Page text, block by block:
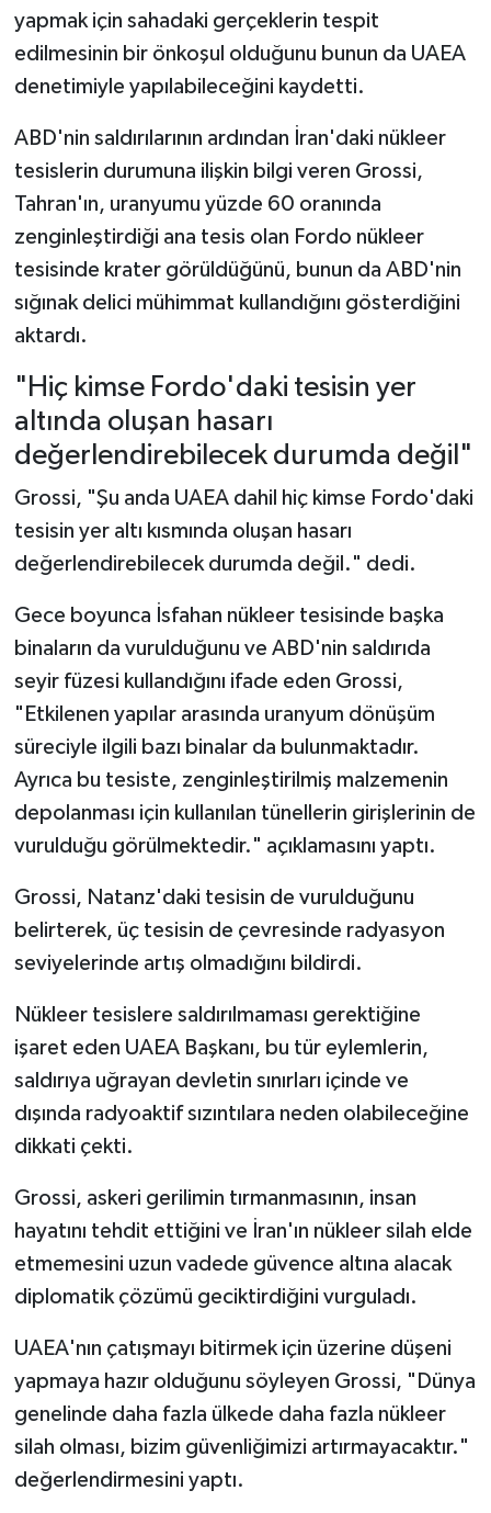
yapmak için sahadaki gerçeklerin tespit
edilmesinin bir önkoşul olduğunu bunun da UAEA
denetimiyle yapılabileceğini kaydetti.
ABD'nin saldırılarının ardından İran'daki nükleer
tesislerin durumuna ilişkin bilgi veren Grossi,
Tahran'ın, uranyumu yüzde 60 oranında
zenginleştirdiği ana tesis olan Fordo nükleer
tesisinde krater görüldüğünü, bunun da ABD'nin
sığınak delici mühimmat kullandığını gösterdiğini
aktardı.
"Hiç kimse Fordo'daki tesisin yer
altında oluşan hasarı
değerlendirebilecek durumda değil"
Grossi, "Şu anda UAEA dahil hiç kimse Fordo'daki
tesisin yer altı kısmında oluşan hasarı
değerlendirebilecek durumda değil." dedi.
Gece boyunca İsfahan nükleer tesisinde başka
binaların da vurulduğunu ve ABD'nin saldırıda
seyir füzesi kullandığını ifade eden Grossi,
"Etkilenen yapılar arasında uranyum dönüşüm
süreciyle ilgili bazı binalar da bulunmaktadır.
Ayrıca bu tesiste, zenginleştirilmiş malzemenin
depolanması için kullanılan tünellerin girişlerinin de
vurulduğu görülmektedir." açıklamasını yaptı.
Grossi, Natanz'daki tesisin de vurulduğunu
belirterek, üç tesisin de çevresinde radyasyon
seviyelerinde artış olmadığını bildirdi.
Nükleer tesislere saldırılmaması gerektiğine
işaret eden UAEA Başkanı, bu tür eylemlerin,
saldırıya uğrayan devletin sınırları içinde ve
dışında radyoaktif sızıntılara neden olabileceğine
dikkati çekti.
Grossi, askeri gerilimin tırmanmasının, insan
hayatını tehdit ettiğini ve İran'ın nükleer silah elde
etmemesini uzun vadede güvence altına alacak
diplomatik çözümü geciktirdiğini vurguladı.
UAEA'nın çatışmayı bitirmek için üzerine düşeni
yapmaya hazır olduğunu söyleyen Grossi, "Dünya
genelinde daha fazla ülkede daha fazla nükleer
silah olması, bizim güvenliğimizi artırmayacaktır."
değerlendirmesini yaptı.